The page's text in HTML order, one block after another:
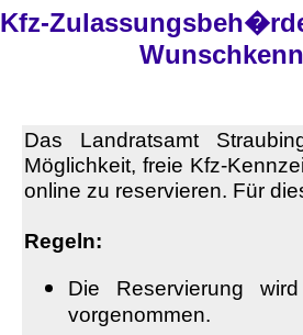
Kfz-
Das Landratsamt
Möglichkeit, freie Kfz-
online zu reservieren. Für
Regeln:
Die Reservierung
vorgenommen.